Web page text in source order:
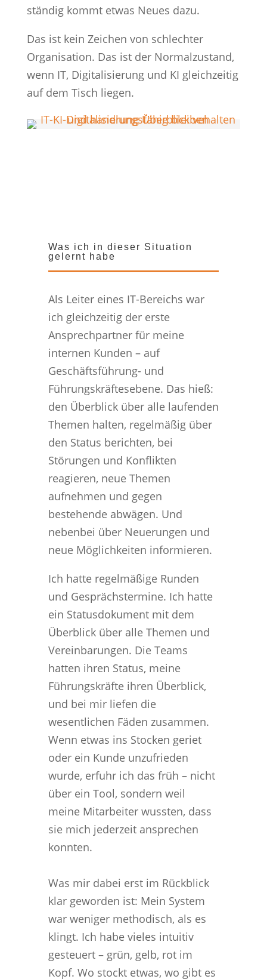
ständig kommt etwas Neues dazu.
Das ist kein Zeichen von schlechter
Organisation. Das ist der Normalzustand,
wenn IT, Digitalisierung und KI gleichzeitig
auf dem Tisch liegen.
Was ich in dieser Situation
gelernt habe
Als Leiter eines IT-Bereichs war
ich gleichzeitig der erste
Ansprechpartner für meine
internen Kunden – auf
Geschäftsführung- und
Führungskräftesebene. Das hieß:
den Überblick über alle laufenden
Themen halten, regelmäßig über
den Status berichten, bei
Störungen und Konflikten
reagieren, neue Themen
aufnehmen und gegen
bestehende abwägen. Und
nebenbei über Neuerungen und
neue Möglichkeiten informieren.
Ich hatte regelmäßige Runden
und Gesprächstermine. Ich hatte
ein Statusdokument mit dem
Überblick über alle Themen und
Vereinbarungen. Die Teams
hatten ihren Status, meine
Führungskräfte ihren Überblick,
und bei mir liefen die
wesentlichen Fäden zusammen.
Wenn etwas ins Stocken geriet
oder ein Kunde unzufrieden
wurde, erfuhr ich das früh – nicht
über ein Tool, sondern weil
meine Mitarbeiter wussten, dass
sie mich jederzeit ansprechen
konnten.
Was mir dabei erst im Rückblick
klar geworden ist: Mein System
war weniger methodisch, als es
klingt. Ich habe vieles intuitiv
gesteuert – grün, gelb, rot im
Kopf. Wo stockt etwas, wo gibt es